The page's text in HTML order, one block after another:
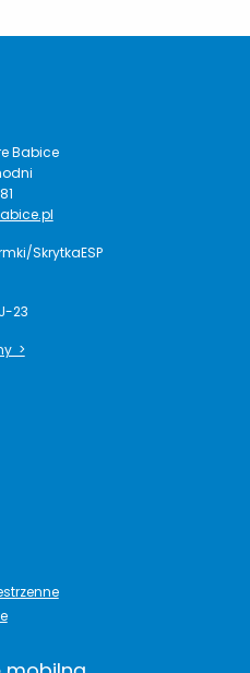
Babice
SkrytkaESP
23
>